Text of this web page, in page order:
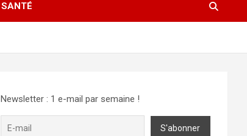
SANTÉ
Newsletter : 1 e-mail par semaine !